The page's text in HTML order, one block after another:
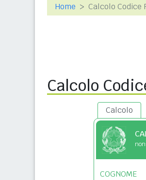
Home Calcolo Codice
Calcolo
Calcolo
COGNOME